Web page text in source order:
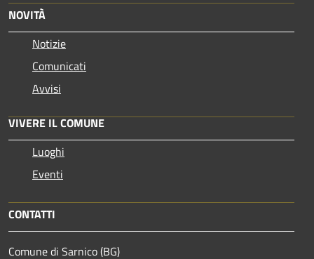
NOVITÀ
Notizie
Comunicati
Avvisi
VIVERE IL COMUNE
Luoghi
Eventi
CONTATTI
Comune di Sarnico (BG)